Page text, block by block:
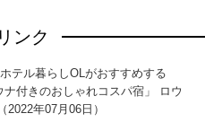
ンク
テル暮らしOLがおすすめする
ナ付きのおしゃれコスパ宿」 ロウ
2022年07月06日）